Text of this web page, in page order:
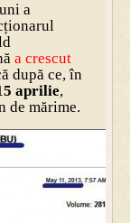
a
a crescut
după ce, în
aprilie,
de mărime.